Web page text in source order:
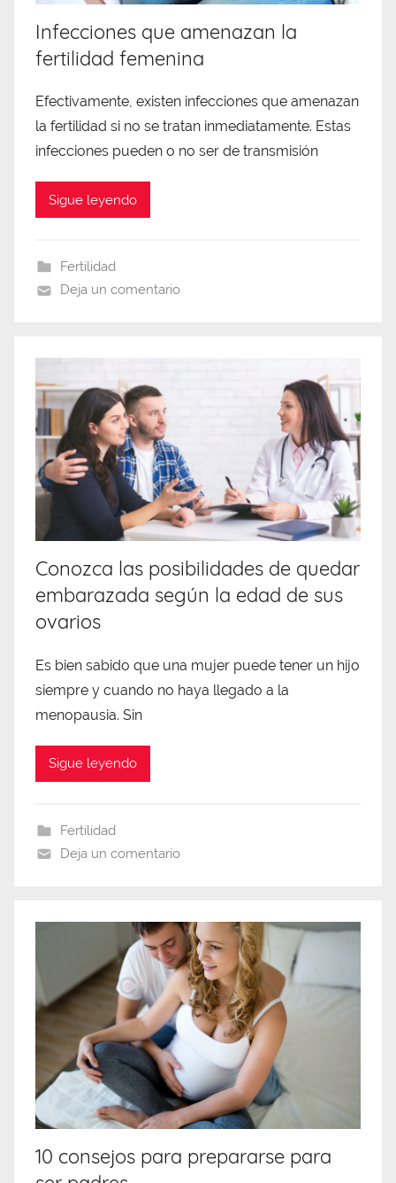
Infecciones que amenazan la
fertilidad femenina
Efectivamente, existen infecciones que amenazan
la fertilidad si no se tratan inmediatamente. Estas
infecciones pueden o no ser de transmisión
Sigue leyendo
Fertilidad
Deja un comentario
Conozca las posibilidades de quedar
embarazada según la edad de sus
ovarios
Es bien sabido que una mujer puede tener un hijo
siempre y cuando no haya llegado a la
menopausia. Sin
Sigue leyendo
Fertilidad
Deja un comentario
10 consejos para prepararse para